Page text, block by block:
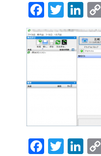
F
ac
e
b
o
T
wi
tt
er
Li
n
k
e
F
T
Li